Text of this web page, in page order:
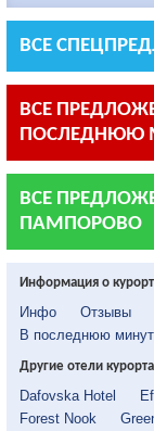
ВСЕ
ВСЕ
ПОСЛЕДНЮЮ
ВСЕ
ПАМПОРОВО
Информация о
Инфо Отзывы
В последнюю
Другие отели курорта
Dafovska Hotel
Forest Nook